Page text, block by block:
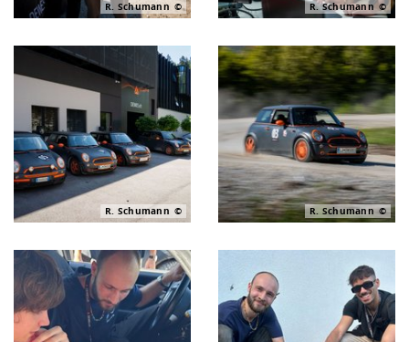
R. Schumann R. Schumann
R. Schumann R. Schumann